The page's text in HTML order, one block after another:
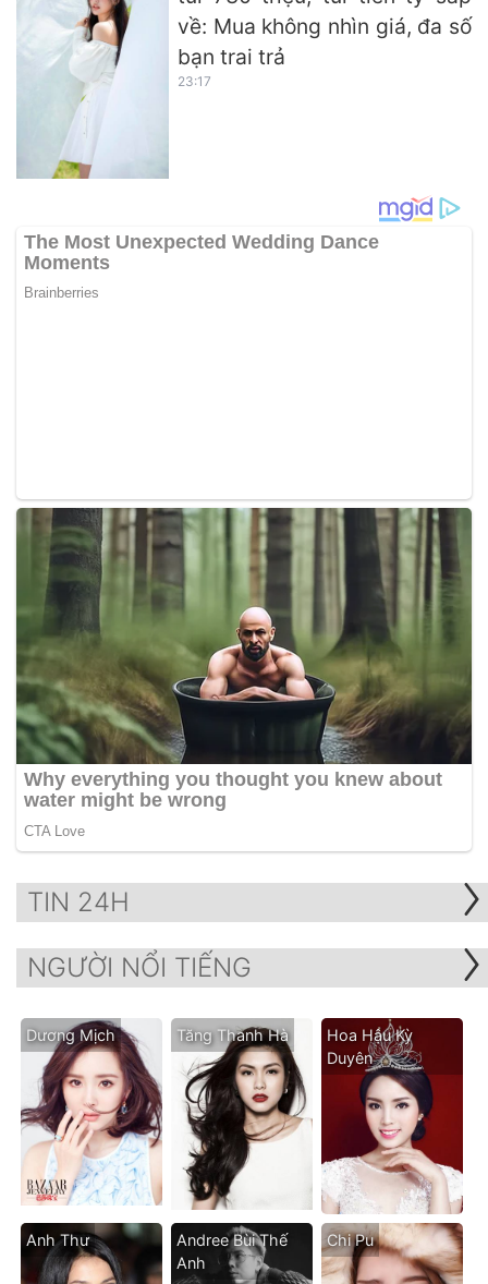
về: Mua không nhìn giá, đa số
bạn trai trả
23:17
TIN 24H
NGƯỜI NỔI TIẾNG
Dương Mịch Tăng Thanh Hà
Hoa Hậu Kỳ
Duyên
Anh Thư
Andree Bùi Thế
Anh
Chi Pu